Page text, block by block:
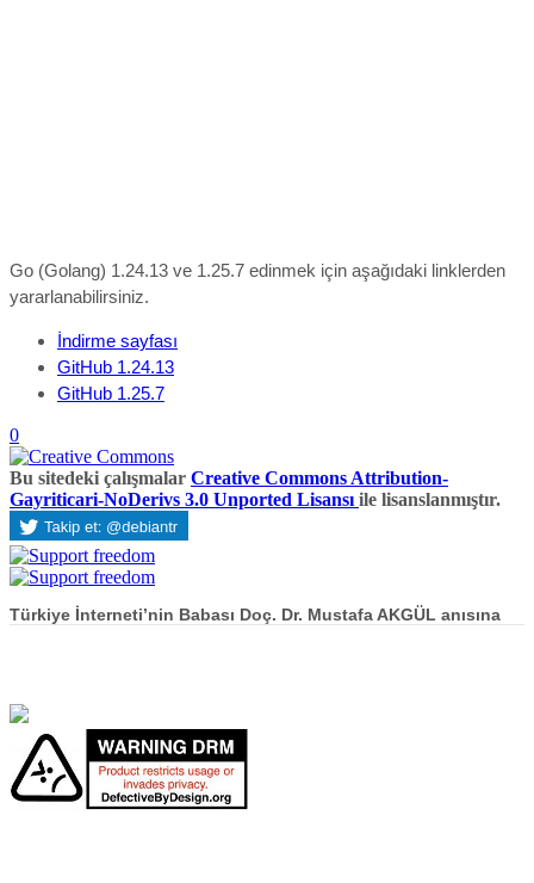
Go (Golang) 1.24.13 ve 1.25.7 edinmek için aşağıdaki linklerden
yararlanabilirsiniz.
İndirme sayfası
GitHub 1.24.13
GitHub 1.25.7
0
Bu sitedeki çalışmalar Creative Commons Attribution-
Gayriticari-NoDerivs 3.0 Unported Lisansı ile lisanslanmıştır.
Türkiye İnterneti’nin Babası Doç. Dr. Mustafa AKGÜL anısına